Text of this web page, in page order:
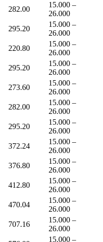
282.00
15.000 –
26.000
295.20
15.000 –
26.000
220.80
15.000 –
26.000
295.20
15.000 –
26.000
273.60
15.000 –
26.000
282.00
15.000 –
26.000
295.20
15.000 –
26.000
372.24
15.000 –
26.000
376.80
15.000 –
26.000
412.80
15.000 –
26.000
470.04
15.000 –
26.000
707.16
15.000 –
26.000
15.000 –